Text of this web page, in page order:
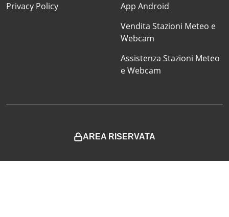
Privacy Policy
App Android
Vendita Stazioni Meteo e
Webcam
Assistenza Stazioni Meteo
e Webcam
AREA RISERVATA